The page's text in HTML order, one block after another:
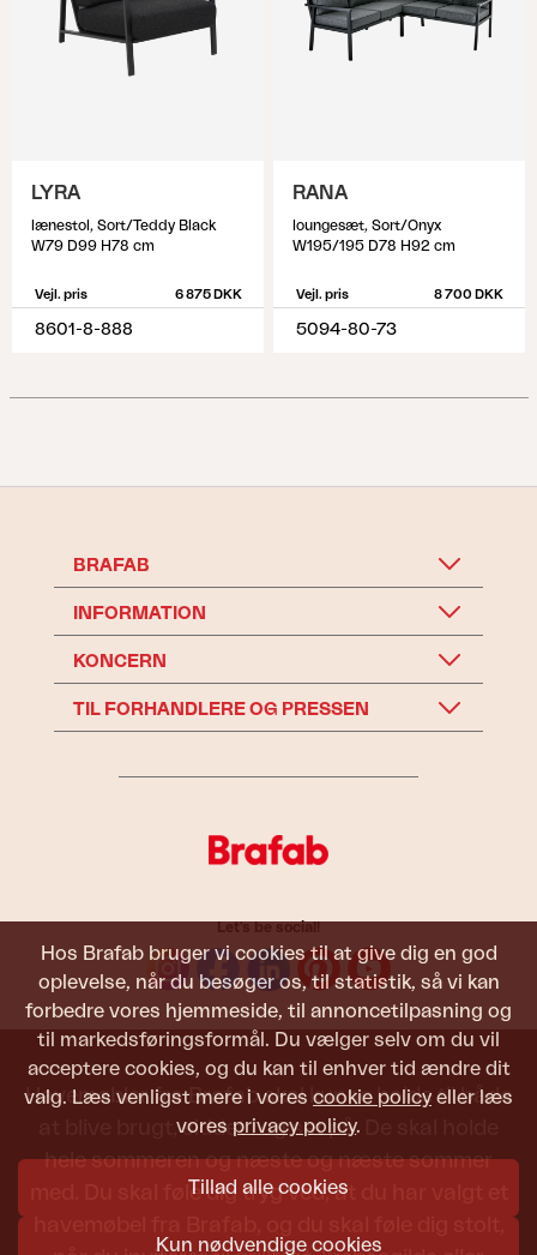
Hos Brafab bruger vi cookies til at give dig en god
oplevelse, når du besøger os, til statistik, så vi kan
forbedre vores hjemmeside, til annoncetilpasning og
til markedsføringsformål. Du vælger selv om du vil
acceptere cookies, og du kan til enhver tid ændre dit
valg. Læs venligst mere i vores cookie policy eller læs
vores privacy policy.
Tillad alle cookies
Kun nødvendige cookies
LYRA
lænestol, Sort/Teddy Black
W79 D99 H78 cm
Vejl. pris 6 875 DKK
8601-8-888
RANA
loungesæt, Sort/Onyx
W195/195 D78 H92 cm
Vejl. pris 8 700 DKK
5094-80-73
BRAFAB
INFORMATION
KONCERN
TIL FORHANDLERE OG PRESSEN
Let's be social!
Havemøbler fra Brafab skal kunne holde til både
at blive brugt, siddet i og set på. De skal holde
hele sommeren og næste og næste sommer
med. Du skal føle dig tryg ved, at du har valgt et